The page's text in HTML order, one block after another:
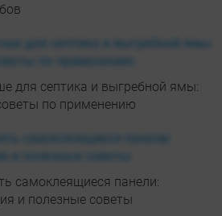
для септика и выгребной ямы:
по применению
самоклеящиеся панели:
и полезные советы